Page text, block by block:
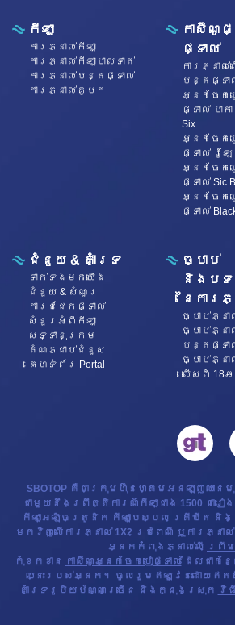
កីឡា
ការភ្នាល់កីឡា
ការភ្នាល់កីឡាបាល់ទាត់
ការភ្នាល់បន្តផ្ទាល់
ការភ្នាល់គូបក
កាស៊ីណូផ្
ផ្ទាល់
ការភ្នាល់
បន្តផ្ទា
អ្នកចែក
ផ្ទាល់ បាក
Six
អ្នកចែក
ផ្ទាល់ រ៉ូឡែ
អ្នកចែក
ផ្ទាល់ Sic
អ្នកចែក
ផ្ទាល់
ជំនួយ & គាំទ្រ
ទាក់ទង​មក​​យើង
ជំនួយ & សំណួរ
ការជជែកផ្ទាល់
សំនួរអំពីកីឡា
សទ្ទានុក្រម
តំណភ្ជាប់ជំនួស
គេហទំព័រ Portal
ច្បាប់
និងប
នៃការ
ច្បាប់ភ្នា
ច្បាប់ភ្ន
បន្តផ្ទា
ច្បាប់ភ្នា
លើសពី 18ឆ្
SBOTOP គឺជាក្រុមហ៊ុនហ្គេមអនឡាញឈា
ជាមួយនឹងព្រឹត្តិការណ៍កីឡាជាង 1500 ជារ
កីឡាអេឡិចត្រូនិក កីឡាបេស្បល គ្រីឃីត និង
មកវិញលើការភ្នាល់ 1X2 ប្រពៃណី ឬការភ្នាល់
អ្នកកំពុងភ្នាល់លើ ព្រីម
កុំខកខាន
កាស៊ីណូអ្នកចែកបៀផ្ទាល់ដែលជាក
ឈ្នះរបស់អ្នក។ ចូលរួមឥឡូវនេះដោយឥតគិ
គាំទ្ររូបិយប័ណ្ណច្រើន និងក្នុងស្រុក
វិ